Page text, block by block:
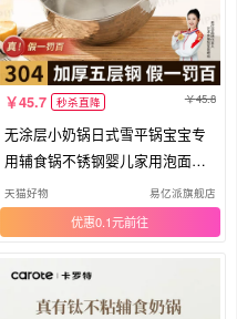
45.7 秒杀直降 45.8
无涂层小奶锅日式雪平锅宝宝专
用辅食锅不锈钢婴儿家用泡面汤
锅
天猫好物 易亿派旗舰店
优惠0.1元